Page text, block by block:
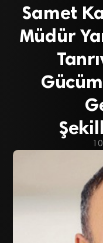
Samet
Müdür